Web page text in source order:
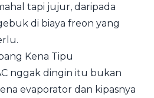
tapi jujur, daripada
di biaya freon yang
Kena Tipu
nggak dingin itu bukan
evaporator dan kipasnya